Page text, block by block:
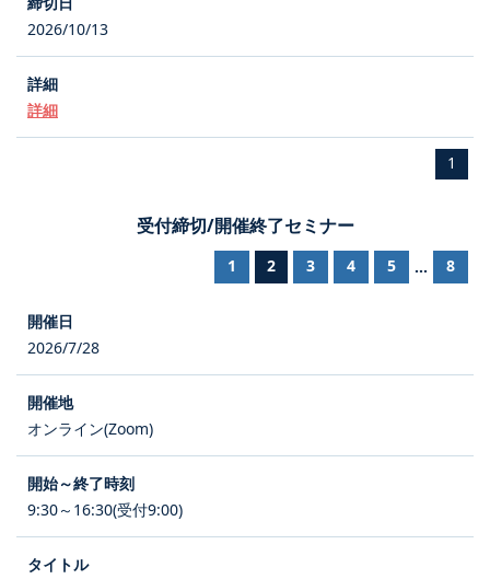
2026/10/13
詳細
1
受付締切/開催終了セミナー
1 2 3 4 5 ... 8
2026/7/28
オンライン(Zoom)
9:30～16:30(受付9:00)